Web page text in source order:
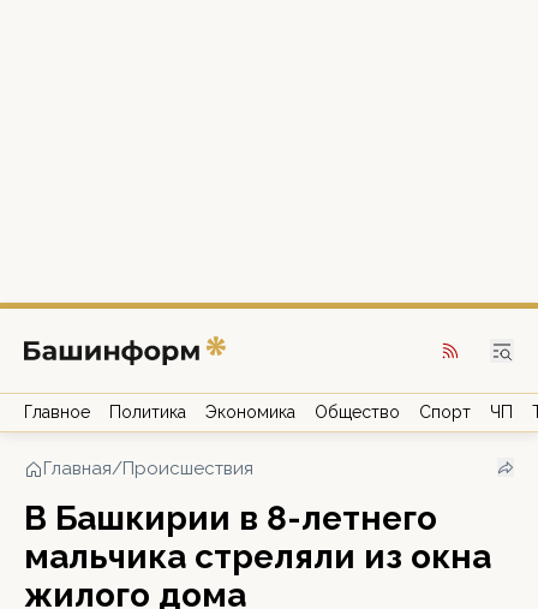
Главное Политика Экономика Общество Спорт ЧП
Главная/Происшествия
В Башкирии в 8-летнего
мальчика стреляли из окна
жилого дома